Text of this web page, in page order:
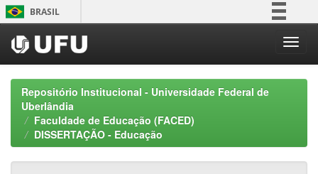
Skip
navigation
BRASIL
Participe
Acesso à informação
Repositório Institucional - Universidade Federal de
Uberlândia
Faculdade de Educação (FACED)
DISSERTAÇÃO - Educação